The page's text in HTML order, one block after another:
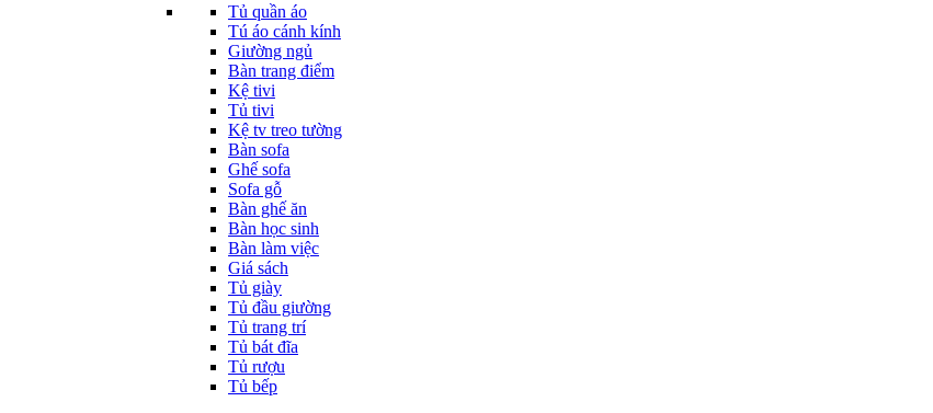
Tủ quần áo
Tú áo cánh kính
Giường ngủ
Bàn trang điểm
Kệ tivi
Tủ tivi
Kệ tv treo tường
Bàn sofa
Ghế sofa
Sofa gỗ
Bàn ghế ăn
Bàn học sinh
Bàn làm việc
Giá sách
Tủ giày
Tủ đầu giường
Tủ trang trí
Tủ bát đĩa
Tủ rượu
Tủ bếp